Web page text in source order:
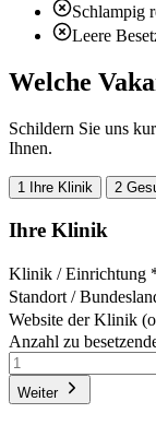
Schlampig
Leere
Welche
Schildern Sie uns
Ihnen.
1 Ihre Klinik 2
Ihre Klinik
Klinik / Einrichtung
Standort /
Website der Klinik
Anzahl zu
Weiter